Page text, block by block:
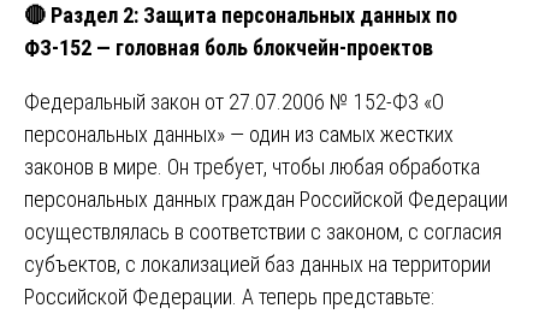
🔴 Раздел 2: Защита персональных данных по
ФЗ-152 — головная боль блокчейн-проектов
Федеральный закон от 27.07.2006 № 152-ФЗ «О
персональных данных» — один из самых жестких
законов в мире. Он требует, чтобы любая обработка
персональных данных граждан Российской Федерации
осуществлялась в соответствии с законом, с согласия
субъектов, с локализацией баз данных на территории
Российской Федерации. А теперь представьте: